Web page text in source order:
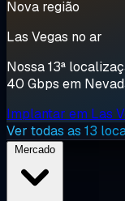
Nova região
Las Vegas no ar
Nossa 13ª
40 Gbps em
Implantar em Las
Ver todas as 13